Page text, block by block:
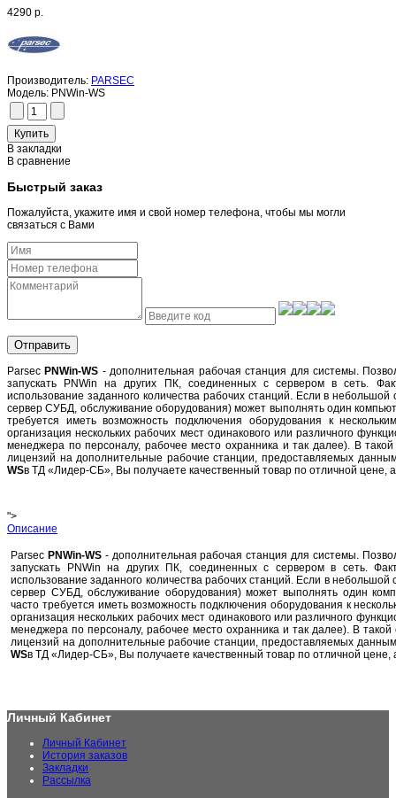
4290 р.
Производитель: PARSEC
Модель: PNWin-WS
В закладки
В сравнение
Быстрый заказ
Пожалуйста, укажите имя и свой номер телефона, чтобы мы могли
связаться с Вами
Отправить
Parsec PNWin-WS - дополнительная рабочая станция для системы.
запускать PNWin на других ПК, соединенных с сервером в сеть.
использование заданного количества рабочих станций. Если в
сервер СУБД, обслуживание оборудования) может выполнять один
требуется иметь возможность подключения оборудования к
организация нескольких рабочих мест одинакового или различного
менеджера по персоналу, рабочее место охранника и так далее). В
лицензий на дополнительные рабочие станции, предоставляемых
WSв ТД «Лидер-СБ», Вы получаете качественный товар по отличной цене,
">
Описание
Parsec PNWin-WS- дополнительная рабочая станция для системы.
запускать PNWin на других ПК, соединенных с сервером в сеть.
использование заданного количества рабочих станций. Если в
сервер СУБД, обслуживание оборудования) может выполнять один
часто требуется иметь возможность подключения оборудования к
организация нескольких рабочих мест одинакового или различного
менеджера по персоналу, рабочее место охранника и так далее). В такой
лицензий на дополнительные рабочие станции, предоставляемых
WSв ТД «Лидер-СБ», Вы получаете качественный товар по отличной цене,
Личный Кабинет
Личный Кабинет
История заказов
Закладки
Рассылка